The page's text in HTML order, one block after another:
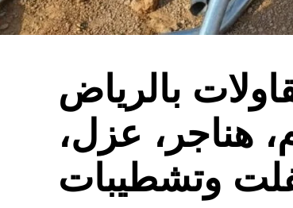
بالرياض
هناجر، عزل،
وتشطيبات